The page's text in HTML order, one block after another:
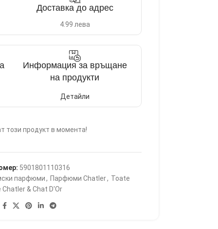
Доставка до адрес
4.99 лева
Информация за връщане
на продукти
Детайли
този продукт в момента!
5901801110316
парфюми, Парфюми Chatler, Toate
& Chat D'Or